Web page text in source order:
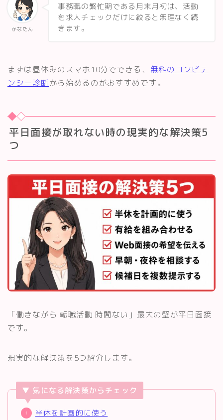
かなたん
事務職の繁忙期である月末月初は、活動
を求人チェックだけに絞ると無理なく続
きます。
まずは昼休みのスマホ10分でできる、 無料のコンピテ
ンシー診断から始めるのがおすすめです。
平日面接が取れない時の現実的な解決策5
つ
「働きながら 転職活動 時間ない」最大の壁が平日面接
です。
現実的な解決策を5つ紹介します。
▼ 気になる解決策からチェック
半休を計画的に使う